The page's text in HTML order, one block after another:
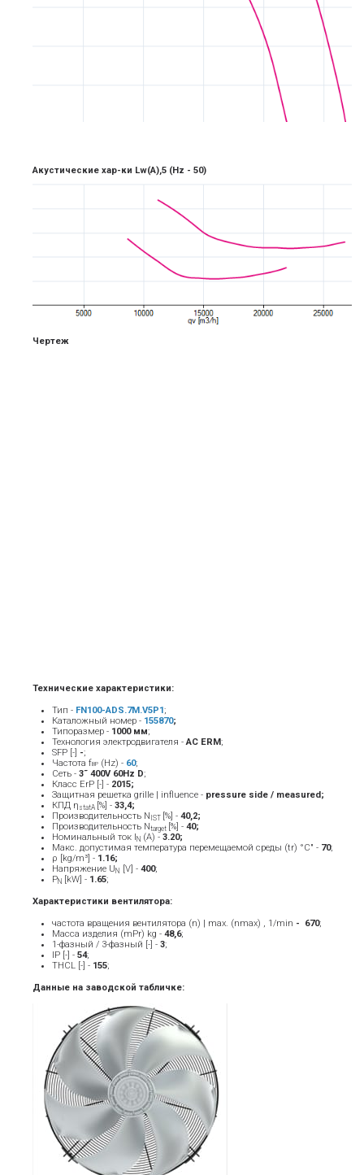
Акустические хар-ки Lw(A),5 (Hz - 50)
Чертеж
Технические характеристики:
Тип - FN100-ADS.7M.V5P1;
Каталожный номер - 155870;
Типоразмер - 1000 мм;
Технология электродвигателя -AC ERM;
SFP [-] -;
Частота fBP (Hz) - 60;
Сеть - 3˜ 400V 60Hz D;
Класс ErP [-] - 2015;
Защитная решетка grille | influence - pressure side / measured;
КПД η statA [%] - 33,4;
Производительность N IST [%] - 40,2;
Производительность Ntarget [%] - 40;
Номинальный ток ΙΝ (A) - 3.20;
Макс. допустимая температура перемещаемой среды (tr) °C" - 70;
ρ [kg/m³] - 1.16;
Напряжение UN [V] - 400;
PN [kW] - 1.65;
Характеристики вентилятора:
частота вращения вентилятора (n) | max. (nmax) , 1/min - ­ 670;
Масса изделия (mPr) kg - 48,6;
1-фазный / 3-фазный [-] - 3;
IP [-] - 54;
THCL [-] - 155;
Данные на заводской табличке: